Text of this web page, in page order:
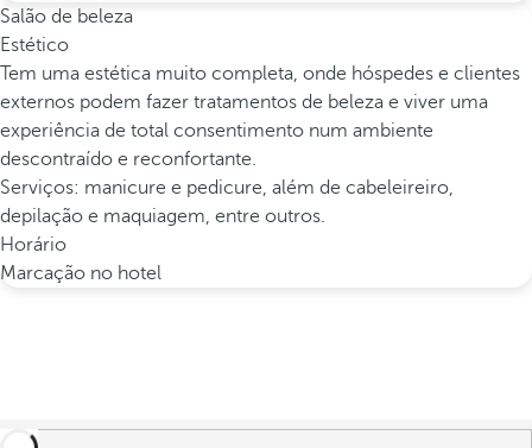
Salão de beleza
Estético
Tem uma estética muito completa, onde hóspedes e clientes
externos podem fazer tratamentos de beleza e viver uma
experiência de total consentimento num ambiente
descontraído e reconfortante.
Serviços: manicure e pedicure, além de cabeleireiro,
depilação e maquiagem, entre outros.
Horário
Marcação no hotel